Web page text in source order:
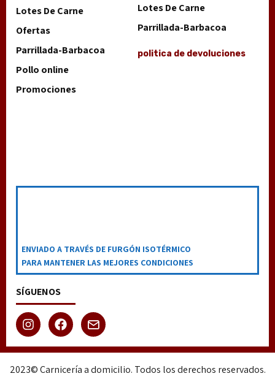
Lotes De Carne
Ofertas
Parrillada-Barbacoa
Pollo online
Promociones
Lotes De Carne
Parrillada-Barbacoa
politica de devoluciones
ENVIADO A TRAVÉS DE FURGÓN ISOTÉRMICO
PARA MANTENER LAS MEJORES CONDICIONES
SÍGUENOS
2023© Carnicería a domicilio. Todos los derechos reservados.